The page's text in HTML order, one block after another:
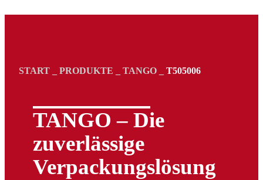
START PRODUKTE TANGO T505006
TANGO – Die
zuverlässige
Verpackungs­lösung